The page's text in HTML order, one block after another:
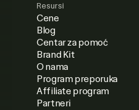
Resursi
Cene
Blog
Centar za pomoć
Brand Kit
O nama
Program preporuka
Affiliate program
Partneri